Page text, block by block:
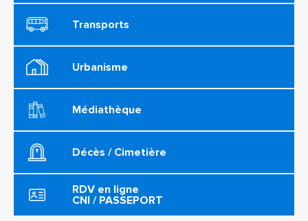
Transports
Urbanisme
Médiathèque
Décès / Cimetière
RDV en ligne
CNI / PASSEPORT